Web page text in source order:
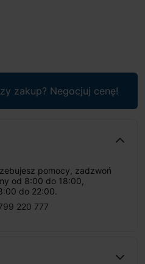
zakup? Negocjuj cenę!
pomocy, zadzwoń
od 8:00 do 18:00,
do 22:00.
220 777